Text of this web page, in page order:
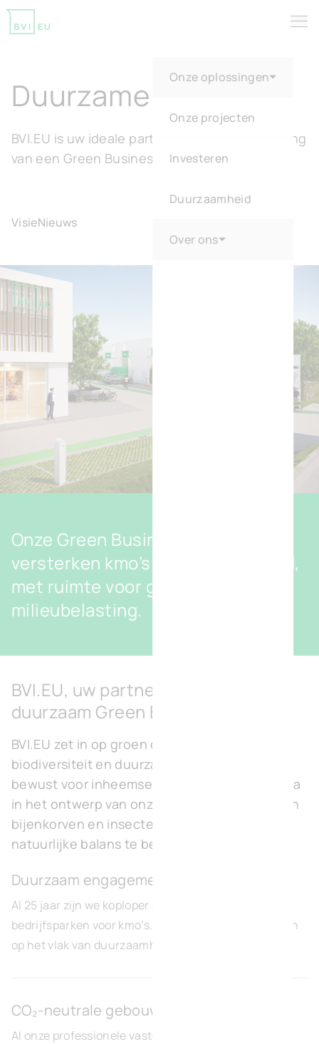
Onze oplossingen
Onze projecten
Investeren
Duurzaamheid
Over ons
Duurzame parken
BVI.EU is uw ideale partner voor de ontwikkeling
van een Green Business Park
VisieNieuws
Onze Green Business Parks
versterken kmo’s én duurzaamheid,
met ruimte voor groei en minimale
milieubelasting.
BVI.EU, uw partner voor een
duurzaam Green Business Park
BVI.EU zet in op groen ondernemerschap,
biodiversiteit en duurzaamheid. We kiezen
bewust voor inheemse planten en lokale fauna
in het ontwerp van onze parken, en integreren
bijenkorven en insectenhotels om de
natuurlijke balans te bevorderen.
Duurzaam engagement
Al 25 jaar zijn we koploper in het ontwerp van groene
bedrijfsparken voor kmo’s. We stellen nieuwe normen
op het vlak van duurzaamheid.
CO₂-neutrale gebouwen
Al onze professionele vastgoedprojecten zijn